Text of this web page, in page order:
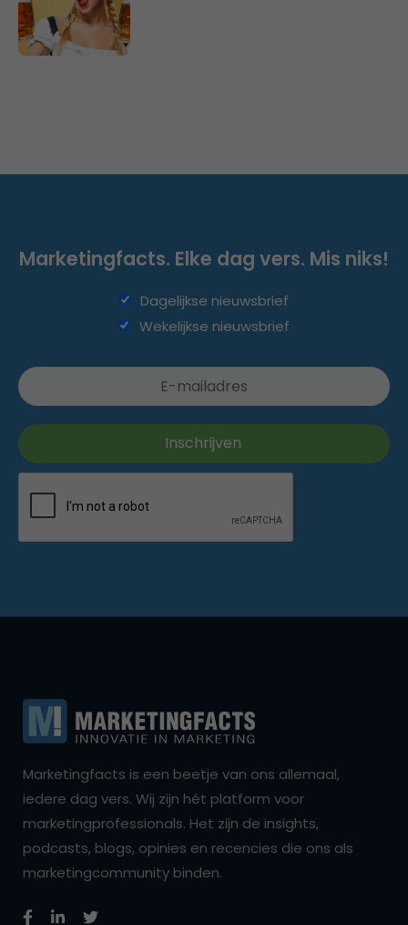
Marketingfacts. Elke dag vers. Mis niks!
Dagelijkse nieuwsbrief
Wekelijkse nieuwsbrief
Marketingfacts is een beetje van ons allemaal,
iedere dag vers. Wij zijn hét platform voor
marketingprofessionals. Het zijn de insights,
podcasts, blogs, opinies en recencies die ons als
marketingcommunity binden.